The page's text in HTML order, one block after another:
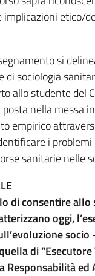
etico/
si
di sociologia
allo studente del
nella messa
empirico
i
sanitarie nelle
di consentire
oggi,
di
Responsabilità